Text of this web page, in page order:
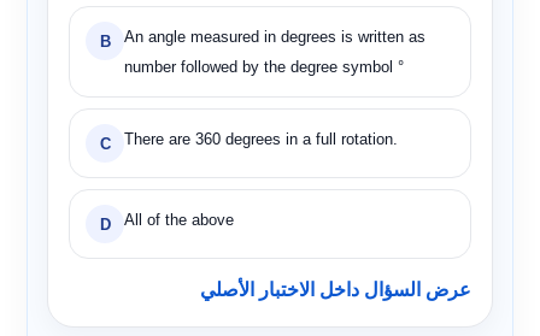
B
An angle measured in degrees is written as
number followed by the degree symbol °
C There are 360 degrees in a full rotation.
D All of the above
عرض السؤال داخل الاختبار الأصلي